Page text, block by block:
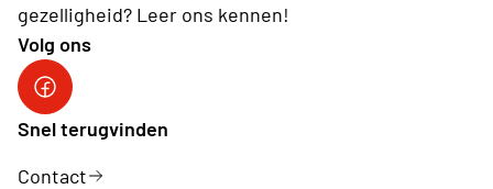
gezelligheid? Leer ons kennen!
Volg ons
Neos Blankenberge - Uitkerke
Snel terugvinden
Contact